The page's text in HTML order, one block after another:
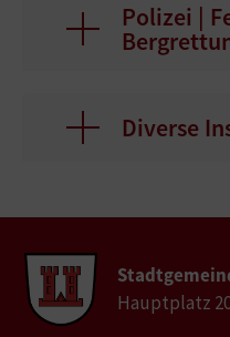
Polizei |
Diverse
Hauptplatz